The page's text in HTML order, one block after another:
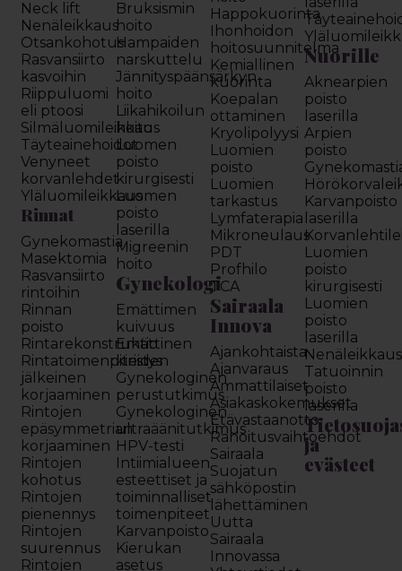
Neck lift
Nenäleikkaus
Otsankohotus
Rasvansiirto
kasvoihin
Riippuluomi
eli ptoosi
Silmäluomileikkaus
Täyteainehoidot
Venyneet
korvanlehdet
Yläluomileikkaus
Rinnat
Gynekomastia
Masektomia
Rasvansiirto
rintoihin
Rinnan
poisto
Rintarekonstruktio
Rintatoimenpiteiden
jälkeinen
korjaaminen
Rintojen
epäsymmetrian
korjaaminen
Rintojen
kohotus
Rintojen
pienennys
Rintojen
suurennus
Rintojen
Bruksismin
hoito
Hampaiden
narskuttelu
Jännityspäänsärkyn
hoito
Liikahikoilun
hoito
Luomen
poisto
kirurgisesti
Luomen
poisto
laserilla
Migreenin
hoito
Gynekologi
Emättimen
kuivuus
Emättinen
kiristys
Gynekologinen
perustutkimus
Gynekologinen
ultraäänitutkimus
HPV-testi
Intiimialueen
esteettiset ja
toiminnalliset
toimenpiteet
Karvanpoisto
Kierukan
asetus
Happokuorinta
Ihonhoidon
hoitosuunnitelma
Kemiallinen
kuorinta
Koepalan
ottaminen
Kryolipolyysi
Luomien
poisto
Luomien
tarkastus
Lymfaterapia
Mikroneulaus
PDT
Profhilo
TCA
Sairaala
Innova
Ajankohtaista
Ajanvaraus
Ammattilaiset
Asiakaskokemukset
Etävastaanotto
Rahoitusvaihtoehdot
Sairaala
Suojatun
sähköpostin
lähettäminen
Uutta
Sairaala
Innovassa
Nuorille
Aknearpien
poisto
laserilla
Arpien
poisto
Karvanpoisto
laserilla
Luomien
poisto
kirurgisesti
Luomien
poisto
laserilla
Nenäleikkaus
Tatuoinnin
poisto
laserilla
ja
evästeet